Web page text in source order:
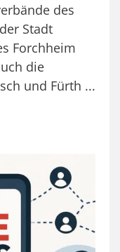
des
Stadt
Forchheim
die
und Fürth ...